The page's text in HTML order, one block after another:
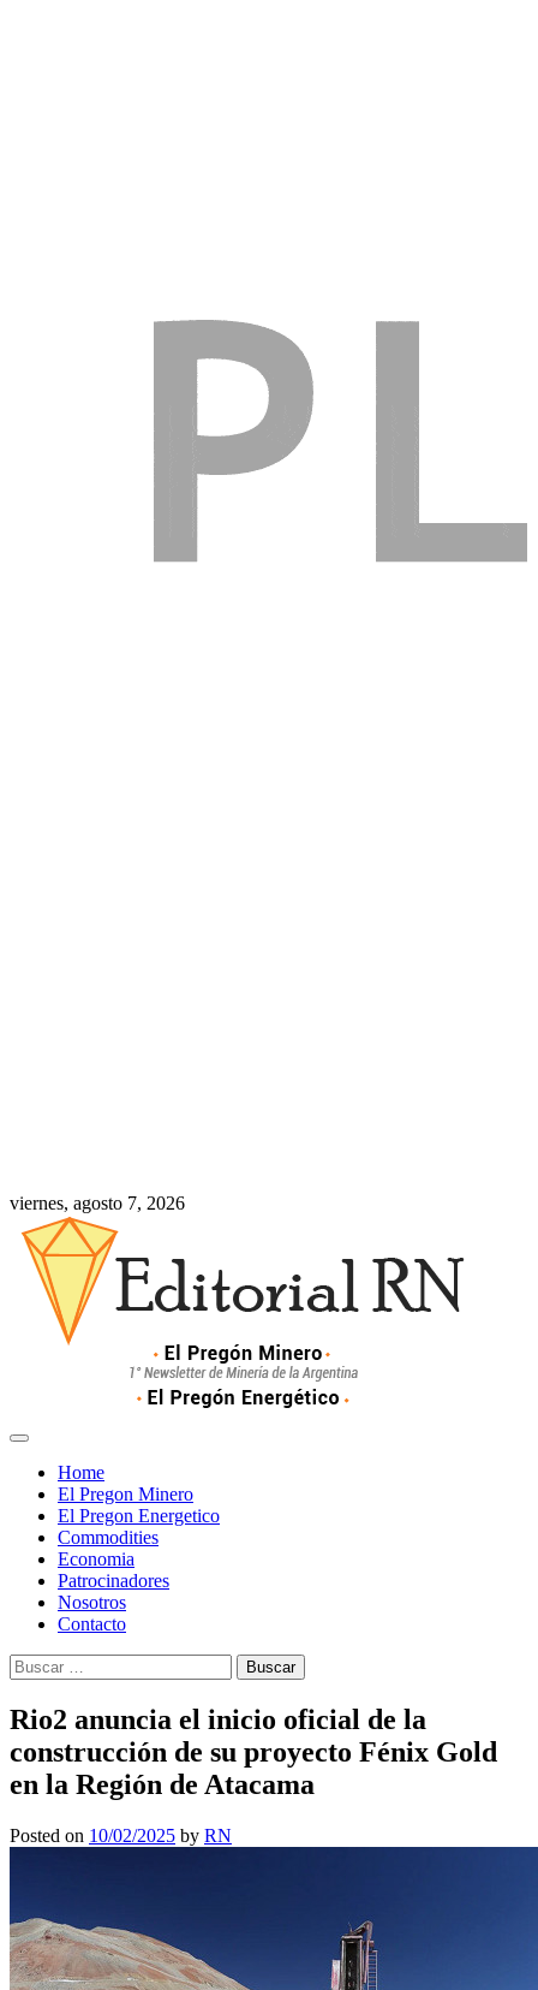
viernes, agosto 7, 2026
Home
El Pregon Minero
El Pregon Energetico
Commodities
Economia
Patrocinadores
Nosotros
Contacto
Buscar:
Rio2 anuncia el inicio oficial de la
construcción de su proyecto Fénix Gold
en la Región de Atacama
Posted on 10/02/2025 by RN